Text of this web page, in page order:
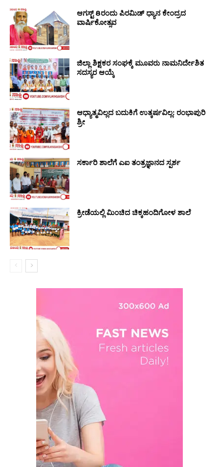
ಆಗಸ್ಟ್ 8ರಂದು ಪಿರಮಿಡ್ ಧ್ಯಾನ ಕೇಂದ್ರದ
ವಾರ್ಷಿಕೋತ್ಸವ
ಜಿಲ್ಲಾ ಶಿಕ್ಷಕರ ಸಂಘಕ್ಕೆ ಮೂವರು ನಾಮನಿರ್ದೇಶಿತ
ಸದಸ್ಯರ ಆಯ್ಕೆ
ಆಧ್ಯಾತ್ಮವಿಲ್ಲದ ಬದುಕಿಗೆ ಉತ್ಕರ್ಷವಿಲ್ಲ: ರಂಭಾಪುರಿ
ಶ್ರೀ
ಸರ್ಕಾರಿ ಶಾಲೆಗೆ ಎಐ ತಂತ್ರಜ್ಞಾನದ ಸ್ಪರ್ಶ
ಕ್ರೀಡೆಯಲ್ಲಿ ಮಿಂಚಿದ ಚಿಕ್ಕಹಂದಿಗೋಳ ಶಾಲೆ